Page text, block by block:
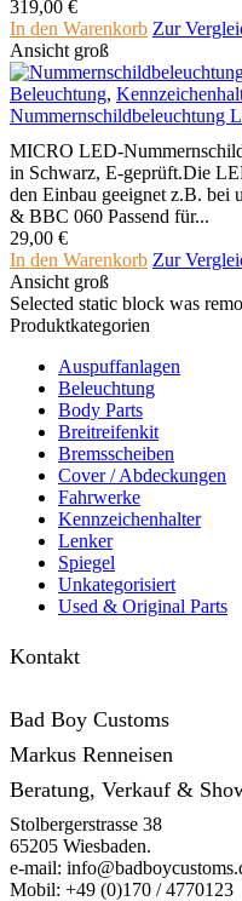
319,00 €
In den Warenkorb Zur
Ansicht groß
Beleuchtung,
Nummernschildbeleuchtung
MICRO LED-
in Schwarz, E-geprüft.Die
den Einbau geeignet z.B. bei
& BBC 060 Passend für...
29,00 €
In den Warenkorb Zur
Ansicht groß
Selected static block was
Produktkategorien
Auspuffanlagen
Beleuchtung
Body Parts
Breitreifenkit
Bremsscheiben
Cover /­ ­Abdeckungen
Fahrwerke
Kennzeichenhalter
Lenker
Spiegel
Unkategorisiert
Used & Original Parts
Kontakt
Bad Boy Customs
Markus Renneisen
Beratung, Verkauf &
Stolbergerstrasse 38
65205 Wiesbaden.
e-mail:
Mobil: +49 (0)170 / 4770123